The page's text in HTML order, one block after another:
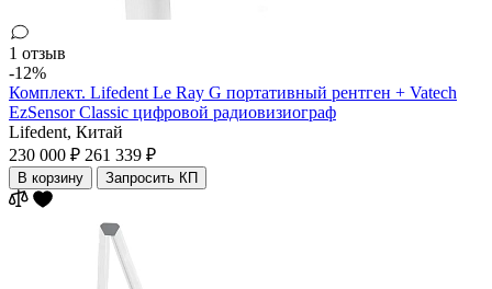
1 отзыв
-12%
Комплект. Lifedent Le Ray G портативный рентген + Vatech
EzSensor Classic цифровой радиовизиограф
Lifedent, Китай
230 000 ₽ 261 339 ₽
В корзину Запросить КП